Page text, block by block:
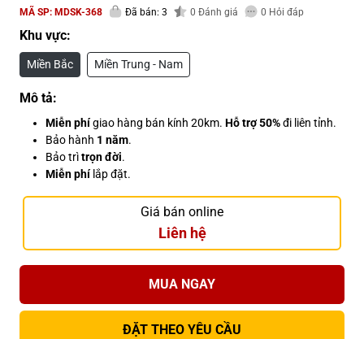
MÃ SP: MDSK-368 Đã bán: 3 0 Đánh giá 0 Hỏi đáp
Khu vực:
Miền Bắc Miền Trung - Nam
Mô tả:
Miễn phígiao hàng bán kính 20km. Hỗ trợ 50%đi liên tỉnh.
Bảo hành 1 năm.
Bảo trìtrọn đời.
Miễn phílắp đặt.
Giá bán online
Liên hệ
MUA NGAY
ĐẶT THEO YÊU CẦU